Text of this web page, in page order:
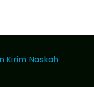
Kirim Naskah